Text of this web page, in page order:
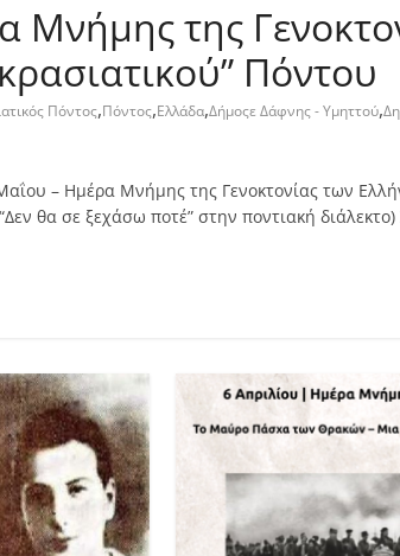
Μνήμης της
Πόντου
Πόντος,Πόντος,Ελλάδα,Δήμοςε Δάφνης - Υμηττού,
– Ημέρα Μνήμης της Γενοκτονίας των
θα σε ξεχάσω ποτέ” στην ποντιακή